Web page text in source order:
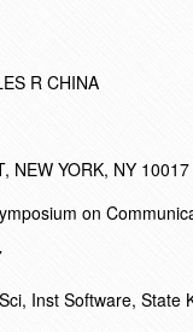
R CHINA
NEW YORK, NY
on
Inst Software, State